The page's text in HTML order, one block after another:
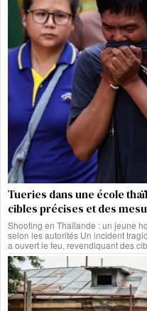
Tueries dans une école
cibles précises et des
Shooting en Thaïlande : un jeune
selon les autorités Un incident
a ouvert le feu, revendiquant des